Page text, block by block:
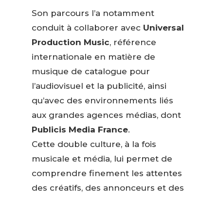
Son parcours l’a notamment
conduit à collaborer avec Universal
Production Music, référence
internationale en matière de
musique de catalogue pour
l’audiovisuel et la publicité, ainsi
qu’avec des environnements liés
aux grandes agences médias, dont
Publicis Media France.
Cette double culture, à la fois
musicale et média, lui permet de
comprendre finement les attentes
des créatifs, des annonceurs et des